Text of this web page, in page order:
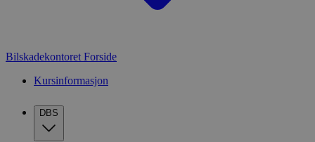
Bilskadekontoret Forside
Kursinformasjon
DBS